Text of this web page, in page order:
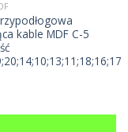
kable MDF C-5